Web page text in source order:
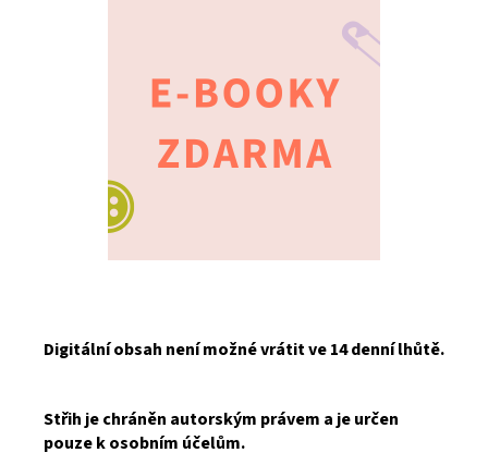
Digitální obsah není možné vrátit ve 14 denní lhůtě.
Střih je chráněn autorským právem a je určen
pouze k osobním účelům.